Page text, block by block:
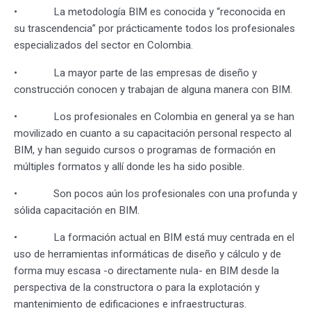
• La metodología BIM es conocida y “reconocida en
su trascendencia” por prácticamente todos los profesionales
especializados del sector en Colombia.
• La mayor parte de las empresas de diseño y
construcción conocen y trabajan de alguna manera con BIM.
• Los profesionales en Colombia en general ya se han
movilizado en cuanto a su capacitación personal respecto al
BIM, y han seguido cursos o programas de formación en
múltiples formatos y allí donde les ha sido posible.
• Son pocos aún los profesionales con una profunda y
sólida capacitación en BIM.
• La formación actual en BIM está muy centrada en el
uso de herramientas informáticas de diseño y cálculo y de
forma muy escasa -o directamente nula- en BIM desde la
perspectiva de la constructora o para la explotación y
mantenimiento de edificaciones e infraestructuras.